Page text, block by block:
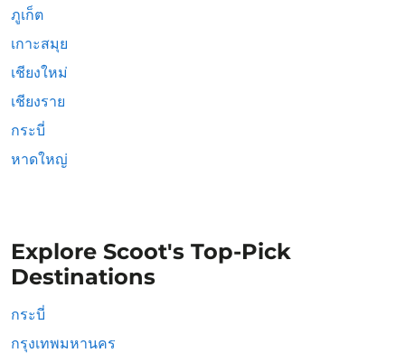
ภูเก็ต
เกาะสมุย
เชียงใหม่
เชียงราย
กระบี่
หาดใหญ่
Explore Scoot's Top-Pick
Destinations
กระบี่
กรุงเทพมหานคร